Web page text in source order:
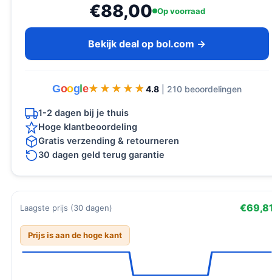
€88,00 Op voorraad
Bekijk deal op bol.com →
Goog e★★★★★
★★★★★ 4.8 | 210 beoordelingen
1-2 dagen bij je thuis
Hoge klantbeoordeling
Gratis verzending & retourneren
30 dagen geld terug garantie
Laagste prijs (30 dagen)
Prijs is aan de hoge kant